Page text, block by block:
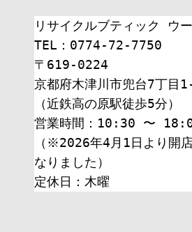
リサイクルブティック ウ
TEL：0774-72-7750
〒619-0224
京都府木津川市兜台7丁目
（近鉄高の原駅徒歩5分）
営業時間：10:30 〜
（※2026年4月1日より開
なりました）
定休日：木曜